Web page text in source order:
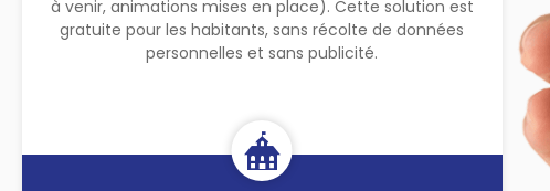
à venir, animations mises en place). Cette solution est
gratuite pour les habitants, sans récolte de données
personnelles et sans publicité.